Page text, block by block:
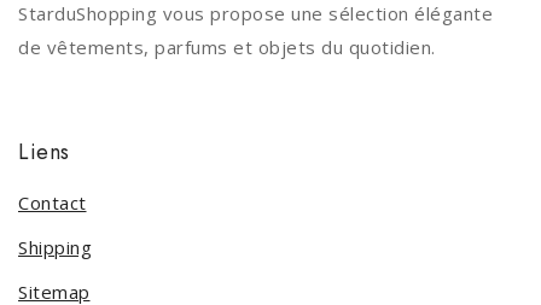
StarduShopping vous propose une sélection élégante
de vêtements, parfums et objets du quotidien.
Liens
Contact
Shipping
Sitemap